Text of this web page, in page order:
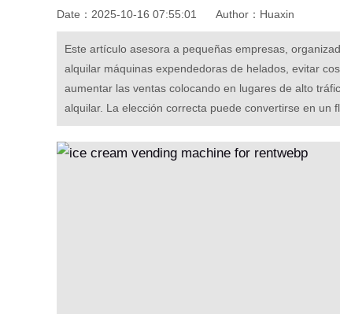
Date：2025-10-16 07:55:01 Author：Huaxin
Este artículo asesora a pequeñas empresas,
alquilar máquinas expendedoras de helados, evitar
aumentar las ventas colocando en lugares de alto
alquilar. La elección correcta puede convertirse en un